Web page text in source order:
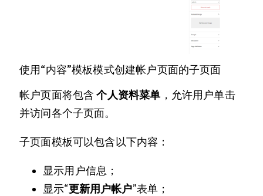
使用“内容”模板模式创建帐户页面的子页面
帐户页面将包含个人资料菜单 ，允许用户单击
并访问各个子页面。
子页面模板可以包含以下内容：
显示用户信息；
显示“更新用户帐户”表单；